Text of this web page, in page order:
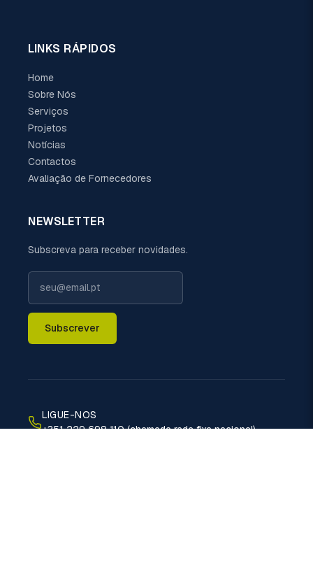
LINKS RÁPIDOS
Home
Sobre Nós
Serviços
Projetos
Notícias
Contactos
Avaliação de Fornecedores
NEWSLETTER
Subscreva para receber novidades.
Subscrever
LIGUE-NOS
+351 229 698 110 (chamada rede fixa nacional)